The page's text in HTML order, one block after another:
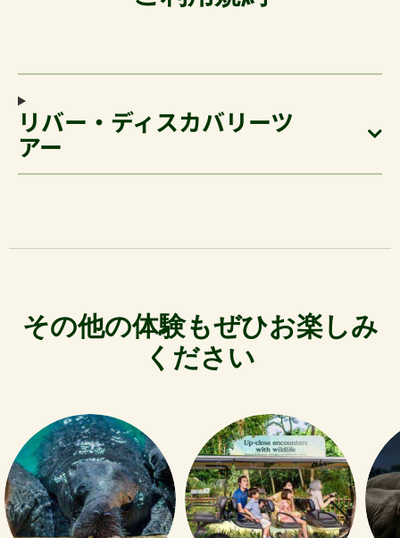
リバー・ディスカバリーツ
アー
その他の体験もぜひお楽しみ
ください